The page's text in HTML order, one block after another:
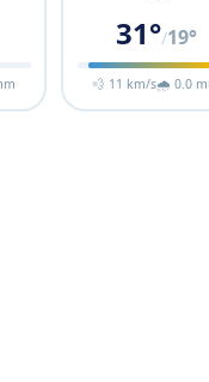
31°/19°
💨 11 km/s🌧 0.0